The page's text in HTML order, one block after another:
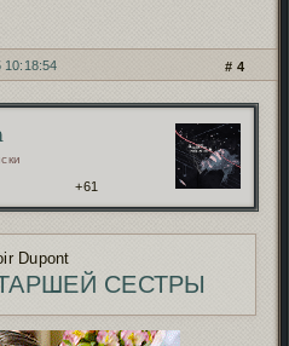
4
10:18:54
+61
Dupont
СЕСТРЫ